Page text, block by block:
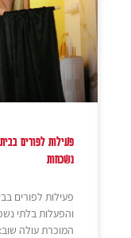
פעילות לפורים
נשכחות
פעילות לפורים
והפעלות בלתי
המוכרת עולה